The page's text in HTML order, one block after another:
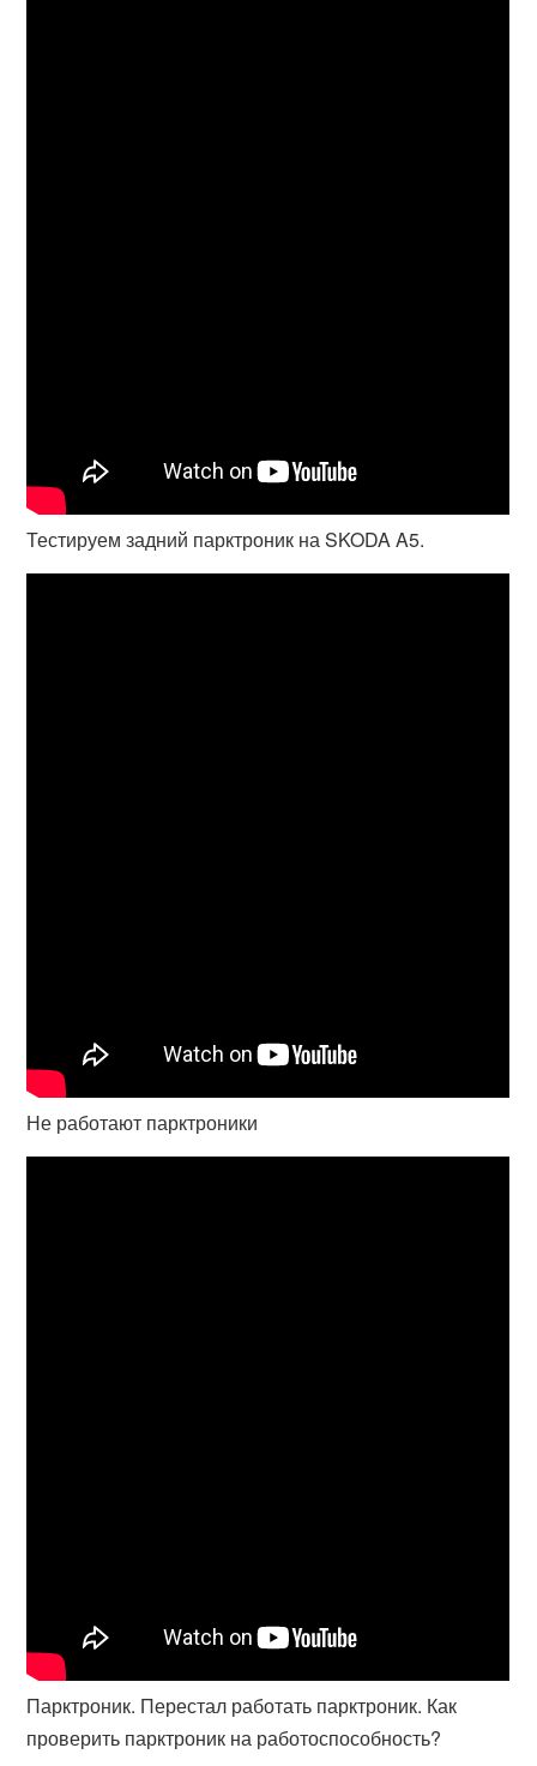
Тестируем задний парктроник на SKODA A5.
Не работают парктроники
Парктроник. Перестал работать парктроник. Как
проверить парктроник на работоспособность?